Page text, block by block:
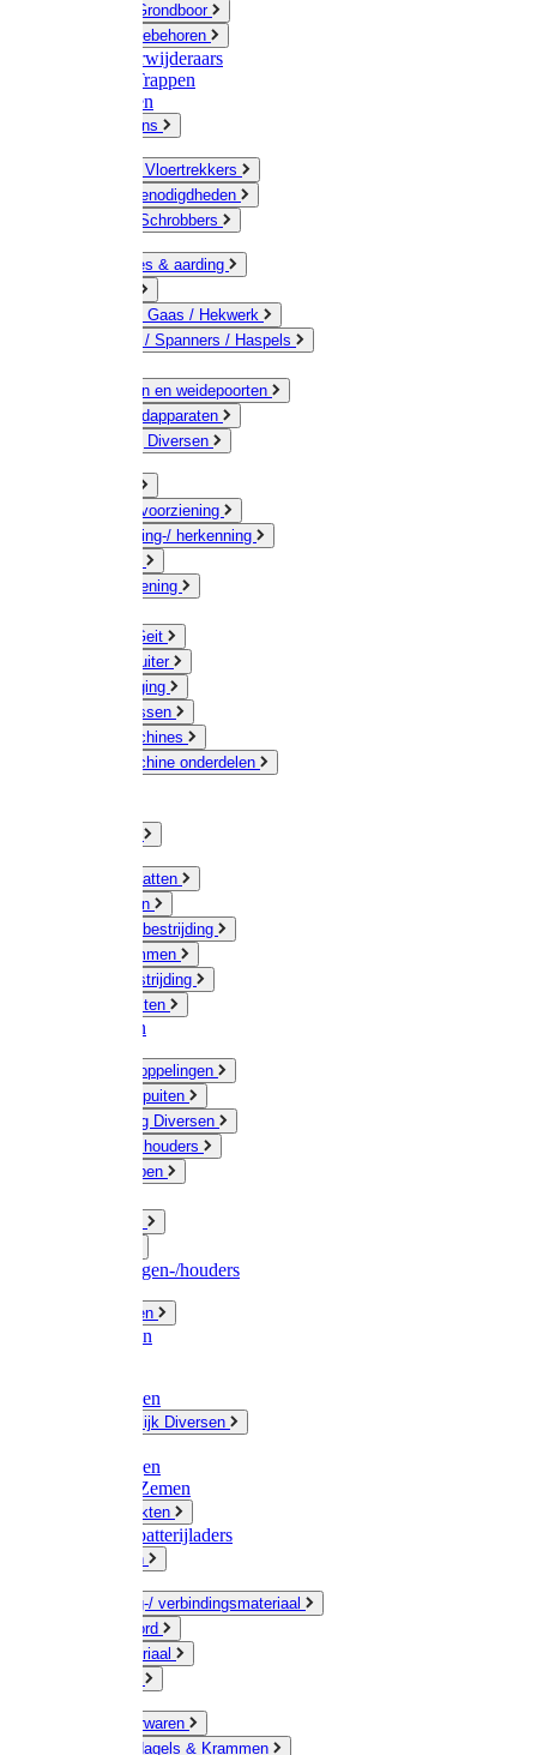
Hamers / Grondboor
Sledes / toebehoren
Onkruidverwijderaars
Ladders / Trappen
Werkbanken
Betonmolens
Bezems & Vloertrekkers
Schildersbenodigdheden
Borstels / Schrobbers
Accessoires & aarding
Geleiders / Gaas / Hekwerk
Verbinders / Spanners / Haspels
Doorgangen en weidepoorten
Schrikdraadapparaten
Afrastering Diversen
Drinkwatervoorziening
Veemarkering-/ herkenning
Voervoorziening
Schaap / Geit
Paard & Ruiter
Veeverzorging
Scheermessen
Scheermachines
Scheermachine onderdelen
Muizen / Ratten
Drukspuiten
Ongediertebestrijding
Mollenklemmen
Onkruidbestrijding
Vliegenkasten
Meststoffen
Messing koppelingen
Gieters / Spuiten
Besproeiing Diversen
Slangen & houders
Waterpompen
Slangenwagen-/houders
Olie / Vetten
Chemicalien
Plasticzakken
Huishoudelijk Diversen
Zaksluitingen
Sponzen / Zemen
Zeepprodukten
Batterij & batterijladers
Zaklampen
Verpakking-/ verbindingsmateriaal
Touw / Koord
Afdekmateriaal
Kleine ijzerwaren
Spijkers, Nagels & Krammen